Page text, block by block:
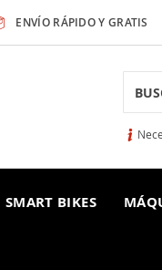
ENVÍO RÁPIDO Y GRATIS
Search
SMART BIKES